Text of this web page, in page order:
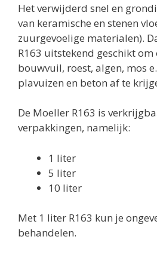
Het verwijderd snel en
van keramische en stenen
zuurgevoelige materialen).
R163 uitstekend geschikt
bouwvuil, roest, algen, mos
plavuizen en beton af te
De Moeller R163 is
verpakkingen, namelijk:
1 liter
5 liter
10 liter
Met 1 liter R163 kun je
behandelen.